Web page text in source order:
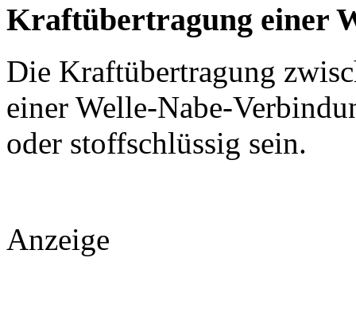
Kraftübertragung einer
Die Kraftübertragung
einer Welle-Nabe-
oder stoffschlüssig sein.
Anzeige